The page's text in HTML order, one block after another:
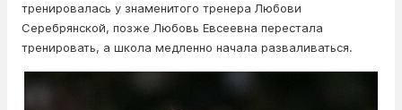
тренировалась у знаменитого тренера Любови
Серебрянской, позже Любовь Евсеевна перестала
тренировать, а школа медленно начала разваливаться.